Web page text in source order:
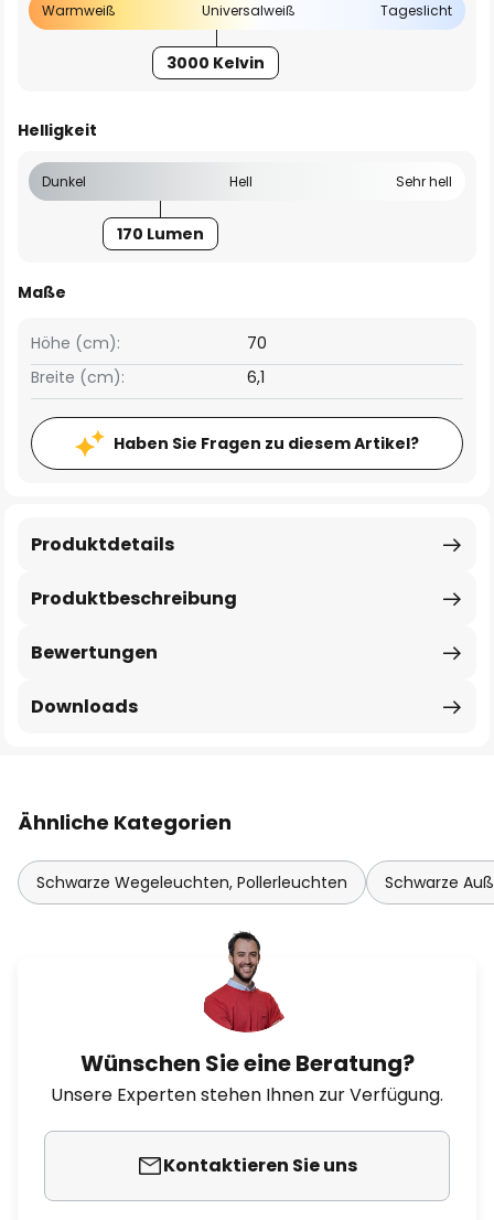
Warmweiß Universalweiß Tageslicht
3000 Kelvin
Helligkeit
Dunkel Hell Sehr hell
170 Lumen
Maße
Breite (cm): 6,1
Höhe (cm): 70
Haben Sie Fragen zu diesem Artikel?
Produktbeschreibung
Produktdetails
Bewertungen
Downloads
Ähnliche Kategorien
Schwarze Wegeleuchten, Pollerleuchten Schwarze
Wünschen Sie eine Beratung?
Unsere Experten stehen Ihnen zur Verfügung.
Kontaktieren Sie uns